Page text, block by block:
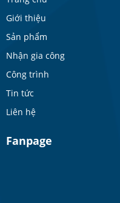
Giới thiệu
Sản phẩm
Nhận gia công
Công trình
Tin tức
Liên hệ
Fanpage